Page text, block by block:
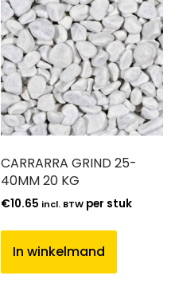
CARRARRA GRIND 25-
40MM 20 KG
€10.65 incl. BTW per stuk
In winkelmand